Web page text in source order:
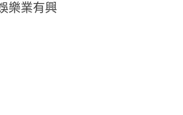
樂業有興